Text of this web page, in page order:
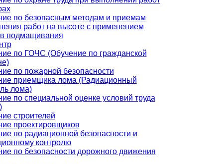
по безопасным методам и приемам
работ на высоте с применением
подмащивания
по ГОЧС (Обучение по гражданской
по пожарной безопасности
приемщика лома (Радиационный
лома)
по специальной оценке условий труда
строителей
проектировщиков
по радиационной безопасности и
контролю
по безопасности дорожного движения